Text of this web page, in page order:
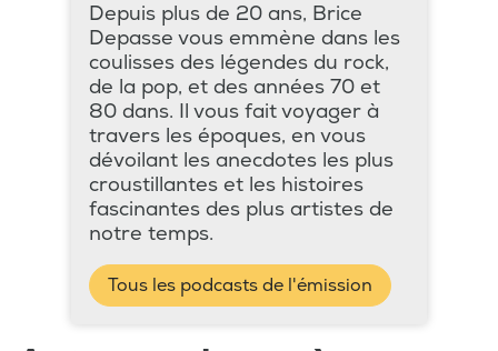
Depuis plus de 20 ans, Brice
Depasse vous emmène dans les
coulisses des légendes du rock,
de la pop, et des années 70 et
80 dans. Il vous fait voyager à
travers les époques, en vous
dévoilant les anecdotes les plus
croustillantes et les histoires
fascinantes des plus artistes de
notre temps.
Tous les podcasts de l'émission